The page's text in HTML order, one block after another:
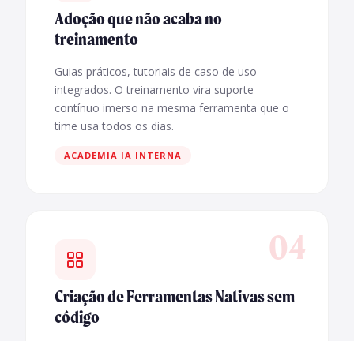
Adoção que não acaba no
treinamento
Guias práticos, tutoriais de caso de uso
integrados. O treinamento vira suporte
contínuo imerso na mesma ferramenta que o
time usa todos os dias.
ACADEMIA IA INTERNA
04
Criação de Ferramentas Nativas sem
código